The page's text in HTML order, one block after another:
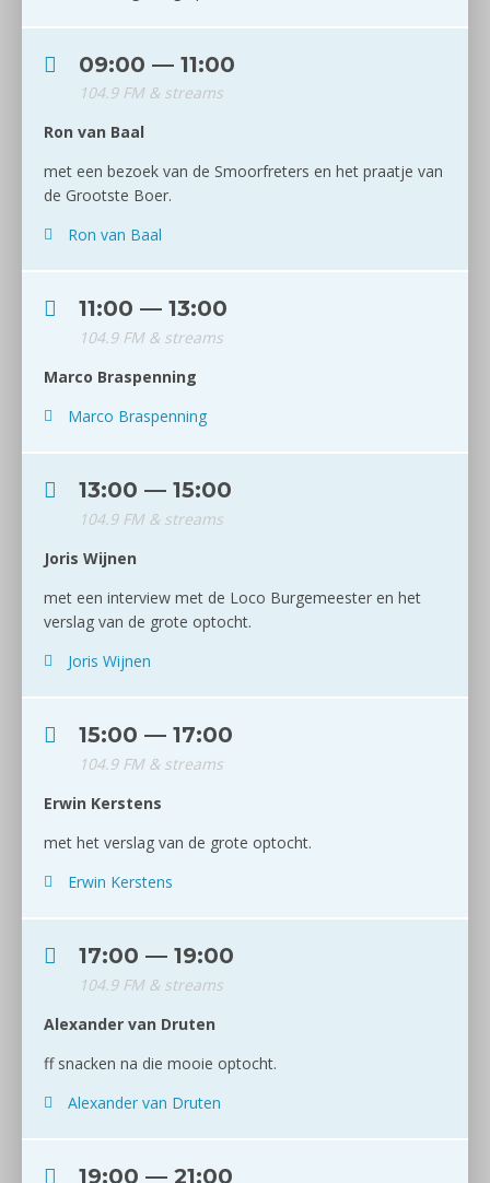
09:00 — 11:00
104.9 FM & streams
Ron van Baal
met een bezoek van de Smoorfreters en het praatje van
de Grootste Boer.
Ron van Baal
11:00 — 13:00
104.9 FM & streams
Marco Braspenning
Marco Braspenning
13:00 — 15:00
104.9 FM & streams
Joris Wijnen
met een interview met de Loco Burgemeester en het
verslag van de grote optocht.
Joris Wijnen
15:00 — 17:00
104.9 FM & streams
Erwin Kerstens
met het verslag van de grote optocht.
Erwin Kerstens
17:00 — 19:00
104.9 FM & streams
Alexander van Druten
ff snacken na die mooie optocht.
Alexander van Druten
19:00 — 21:00